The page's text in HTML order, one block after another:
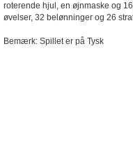
roterende hjul, en øjnmaske og
øvelser, 32 belønninger og 26
Bemærk: Spillet er på Tysk